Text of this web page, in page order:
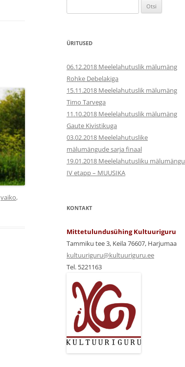
vaiko,
ÜRITUSED
06.12.2018 Meelelahutuslik mälumäng
Rohke Debelakiga
15.11.2018 Meelelahutuslik mälumäng
Timo Tarvega
11.10.2018 Meelelahutuslik mälumäng
Gaute Kivistikuga
03.02.2018 Meelelahutuslike
mälumängude sarja finaal
19.01.2018 Meelelahutusliku mälumängu
IV etapp – MUUSIKA
KONTAKT
Mittetulundusühing Kultuuriguru
Tammiku tee 3, Keila 76607, Harjumaa
kultuuriguru@kultuuriguru.ee
Tel. 5221163